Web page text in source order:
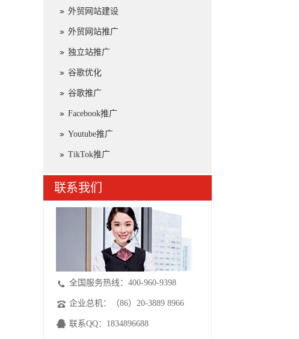
外贸网站建设
外贸网站推广
独立站推广
谷歌优化
谷歌推广
Facebook推广
Youtube推广
TikTok推广
联系我们
全国服务热线：400-960-9398
企业总机：（86）20-3889 8966
联系QQ：1834896688